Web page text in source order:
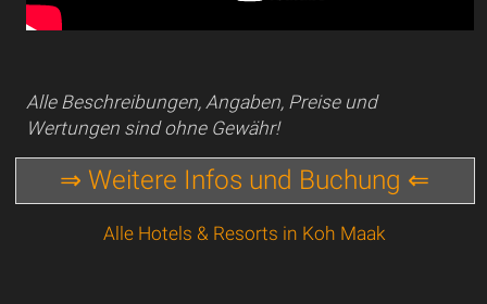
Alle Beschreibungen, Angaben, Preise und
Wertungen sind ohne Gewähr!
⇒ Weitere Infos und Buchung ⇐
Alle Hotels & Resorts in Koh Maak